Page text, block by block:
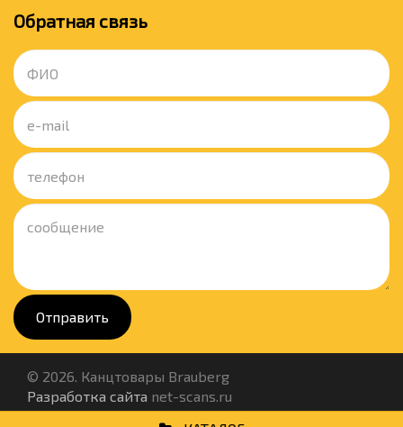
Обратная связь
Отправить
© 2026. Канцтовары Brauberg
Разработка сайта net-scans.ru